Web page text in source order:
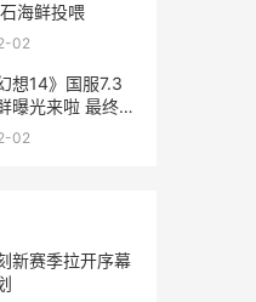
海鲜投喂
02
想14》国服7.3
曝光来啦 最终幻
充值
02
新赛季拉开序幕